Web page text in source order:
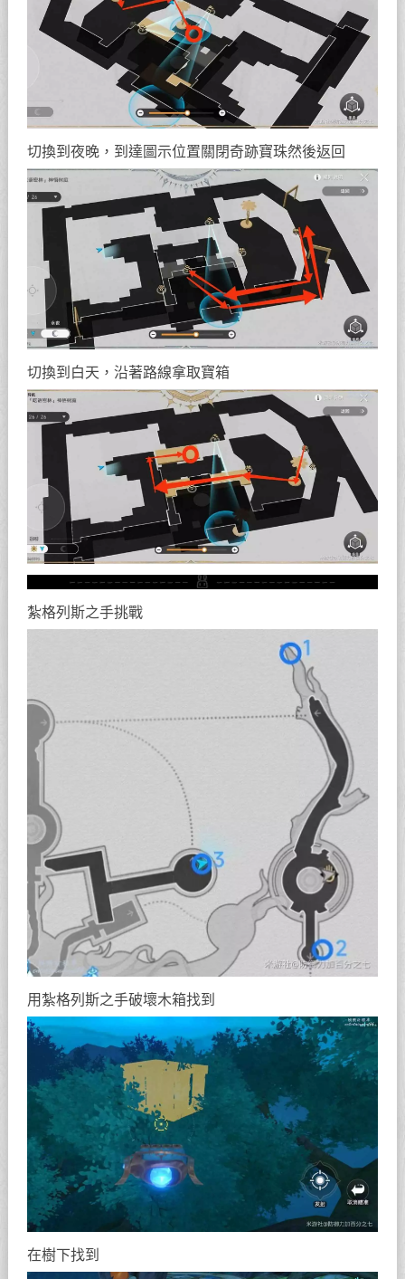
切換到夜晚，到達圖示位置關閉奇跡寶珠然後返回
切換到白天，沿著路線拿取寶箱
紮格列斯之手挑戰
用紮格列斯之手破壞木箱找到
在樹下找到